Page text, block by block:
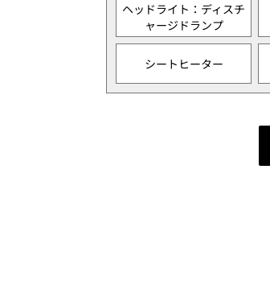
ヘッドライト：ディスチ
ャージドランプ
シートヒーター